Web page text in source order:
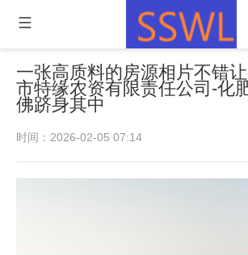
一张高质料的房源相片不错
市特缘农资有限责任公司-化
佛跻身其中
时间：2026-02-05 07:14